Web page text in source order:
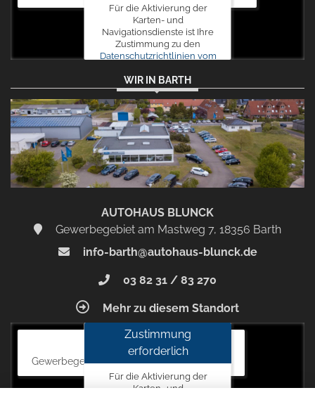
Für die Aktivierung der
Karten- und
Navigationsdienste ist Ihre
Zustimmung zu den
Datenschutzrichtlinien vom
erforderlich.
Zustimmen
und
aktivieren
WIR IN BARTH
AUTOHAUS BLUNCK
Gewerbegebiet am Mastweg 7, 18356 Barth
info-barth@autohaus-blunck.de
03 82 31 / 83 270
Mehr zu diesem Standort
Autohaus Blunck
Gewerbegebiet am Mastweg 7, 18356 Barth
Zustimmung
erforderlich
Für die Aktivierung der
Karten- und